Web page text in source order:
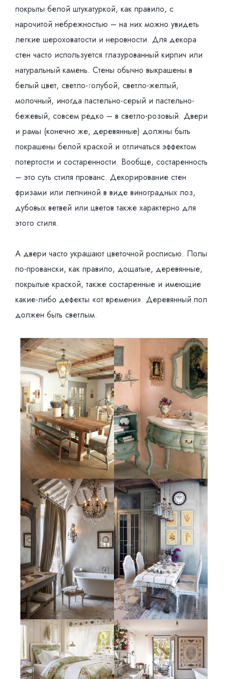
покрыты белой штукатуркой, как правило, с
нарочитой небрежностью – на них можно увидеть
легкие шероховатости и неровности. Для декора
стен часто используется глазурованный кирпич или
натуральный камень. Стены обычно выкрашены в
белый цвет, светло-голубой, светло-желтый,
молочный, иногда пастельно-серый и пастельно-
бежевый, совсем редко – в светло-розовый. Двери
и рамы (конечно же, деревянные) должны быть
покрашены белой краской и отличаться эффектом
потертости и состаренности. Вообще, состаренность
– это суть стиля прованс. Декорирование стен
фризами или лепниной в виде виноградных лоз,
дубовых ветвей или цветов также характерно для
этого стиля.
А двери часто украшают цветочной росписью. Полы
по-провански, как правило, дощатые, деревянные,
покрытые краской, также состаренные и имеющие
какие-либо дефекты «от времени». Деревянный пол
должен быть светлым.